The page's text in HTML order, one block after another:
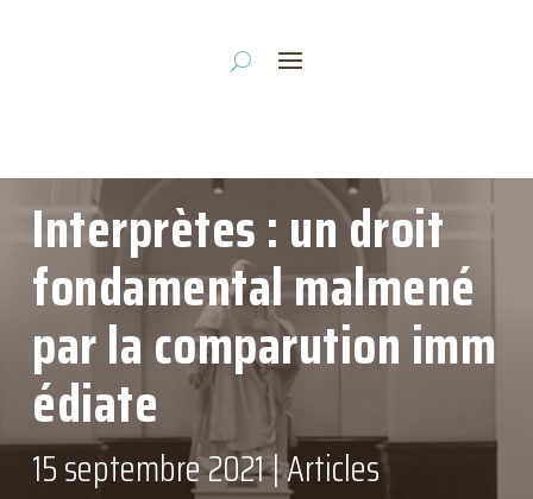
Interprètes : un droit
fondamental malmené
par la comparution imm
édiate
15 septembre 2021|Articles